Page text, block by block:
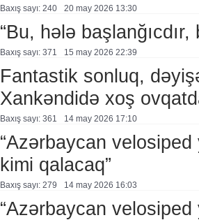
Baxış sayı: 240 20 may 2026 13:30
“Bu, hələ
Baxış sayı: 371 15 may 2026 22:39
Fantastik sonluq,
Xankəndidə xoş
Baxış sayı: 361 14 may 2026 17:10
“Azərbaycan
kimi qalacaq”
Baxış sayı: 279 14 may 2026 16:03
“Azərbaycan velosiped